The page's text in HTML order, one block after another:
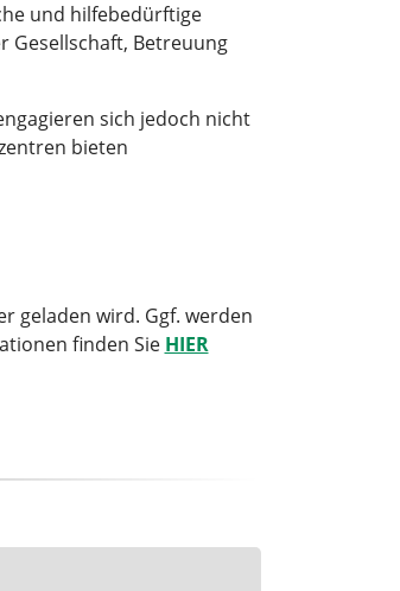
und hilfebedürftige
Gesellschaft, Betreuung
sich jedoch nicht
bieten
geladen wird. Ggf. werden
finden Sie HIER